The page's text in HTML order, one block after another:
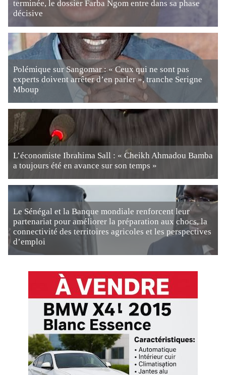
terminée, le dossier Farba Ngom entre dans sa phase
décisive
Polémique sur Sangomar : « Ceux qui ne sont pas
experts doivent arrêter d’en parler », tranche Serigne
Mboup
L’économiste Ibrahima Sall : « Cheikh Ahmadou Bamba
a toujours été en avance sur son temps »
Le Sénégal et la Banque mondiale renforcent leur
partenariat pour améliorer la préparation aux chocs, la
connectivité des territoires agricoles et les perspectives
d’emploi